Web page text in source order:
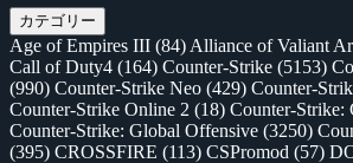
カテゴリー
Age of Empires III (84) Alliance of Valiant
Call of Duty4 (164) Counter-Strike (5153)
(990) Counter-Strike Neo (429) Counter-
Counter-Strike Online 2 (18) Counter-Strike:
Counter-Strike: Global Offensive (3250)
(395) CROSSFIRE (113) CSPromod (57)